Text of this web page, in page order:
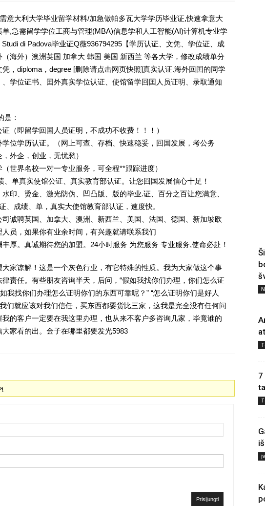
意大利大学毕业留学材料/加急做帕多瓦大学学历毕业证,快速拿意大
,急需留学学位工商与管理(MBA)信息学和人工智能(AI)计算机专业学
Studi di Padova毕业证Q薇936794295【学历认证、文凭、学位证、成
海外）澳洲英国 加拿大 韩国 美国 新西兰 等各大学，修改成绩单分
，diploma，degree [删除请点击网页快照]真实认证.海外回囯的同学
、学位证书、囯外真实学位认证、使馆留学回囯人员证明、录取通知
：
（即留学回国人员证明，不成功不收费！！！）
位学历认证。（网上可查、存档、快速稳妥，回国发展，考公务
，外企，创业，无忧愁）
世界名校一对一专业服务，可全程**跟踪进度）
单真实使馆公证、真实教育部认证。让您回国发展信心十足！
印、烫金、激光防伪、凹凸版、版的毕业.证、百分之百让您满意、
、成绩、单，真实大使馆教育部认证，速度快。
诚聘英国、加拿大、澳洲、新西兰、美国、法国、德国、新加坡欧
员，如果你有业余时间，有兴趣就请联系我们
厚。真诚期待您的加盟。24小时服务 为您服务 专业服务,使命必赴！
大家谅解！这是一个灰色行业，有它特殊的性质。我为大家做这个事
责任。有些朋友咨询半天，后问，“假如我找你们办理，你们怎么证
我找你们办理怎么证明你们的东西可靠呢？” “怎么证明你们是好人
们就应该对我们信任，买东西都要货比三家，这我是完全没有任何问
的客户一定要在我这里办理，也从来不客户多咨询几家，毕竟谁的
家看的出。金子在哪里都要发光5983
Prisijungti
7